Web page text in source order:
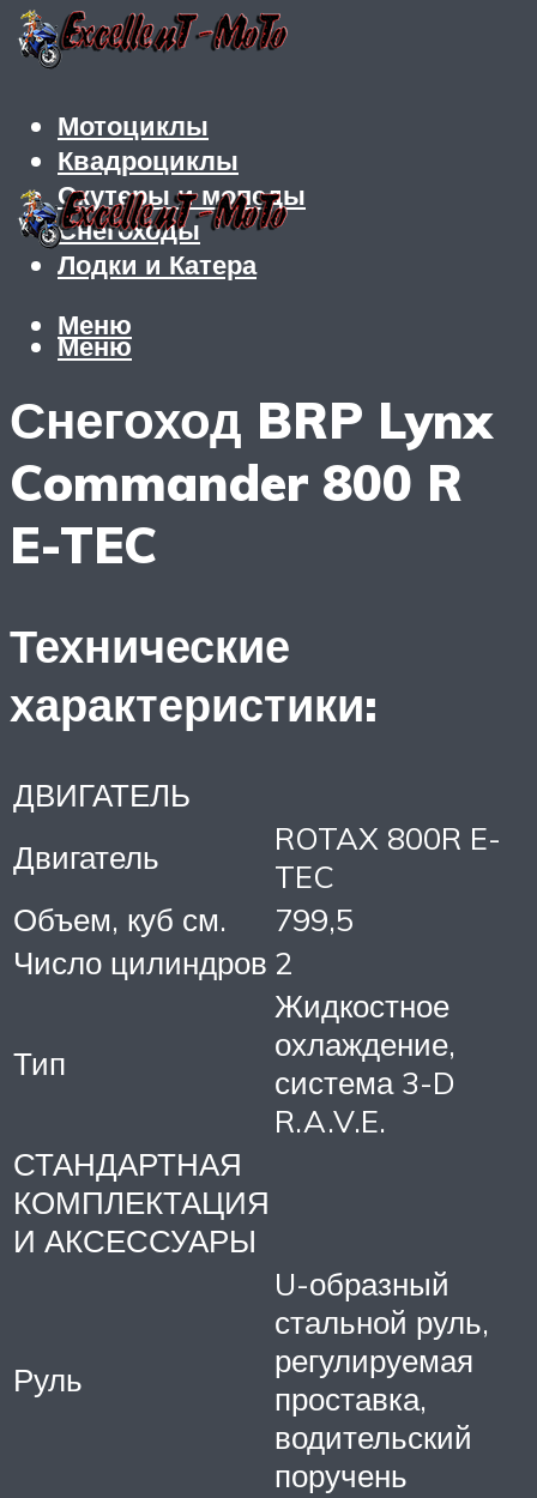
Мотоциклы
Квадроциклы
Скутеры и мопеды
Снегоходы
Лодки и Катера
Меню
Меню
Снегоход BRP Lynx
Commander 800 R
E-TEC
Технические
характеристики:
ДВИГАТЕЛЬ
Двигатель
ROTAX 800R E-
TEC
Объем, куб см.
799,5
Число цилиндров 2
Тип
Жидкостное
охлаждение,
система 3-D
R.A.V.E.
СТАНДАРТНАЯ
КОМПЛЕКТАЦИЯ
И АКСЕССУАРЫ
Руль
U-образный
стальной руль,
регулируемая
проставка,
водительский
поручень